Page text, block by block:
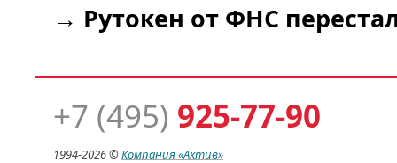
→ Рутокен от ФНС
+7 (495) 925-77-90
1994-2026 ©Компания«Актив»